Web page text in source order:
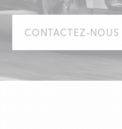
CONTACTEZ-NOUS